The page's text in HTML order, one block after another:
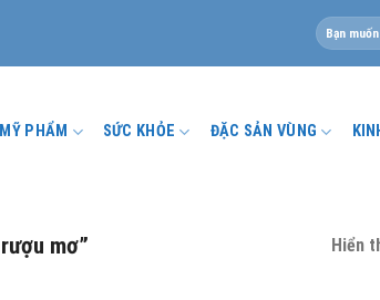
Tìm
kiếm:
PHẨM SỨC KHỎE ĐẶC SẢN VÙNG
mơ” Hiển